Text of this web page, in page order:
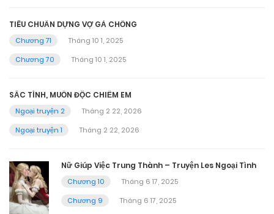
TIÊU CHUẨN DỰNG VỢ GẢ CHỒNG
Chương 71
Tháng 10 1, 2025
Chương 70
Tháng 10 1, 2025
SẮC TÌNH, MUỐN ĐỘC CHIẾM EM
Ngoại truyện 2
Tháng 2 22, 2026
Ngoại truyện 1
Tháng 2 22, 2026
Nữ Giúp Việc Trung Thành – Truyện Les Ngoại Tình
Chương 10
Tháng 6 17, 2025
Chương 9
Tháng 6 17, 2025